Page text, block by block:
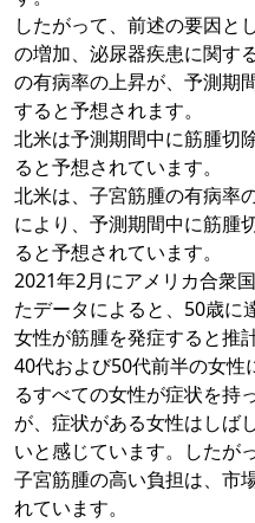
したがって、前述の要因と
の増加、泌尿器疾患に関す
の有病率の上昇が、予測期
すると予想されます。
北米は予測期間中に筋腫切
ると予想されています。
北米は、子宮筋腫の有病率
により、予測期間中に筋腫
ると予想されています。
2021年2月にアメリカ合衆
たデータによると、50歳に
女性が筋腫を発症すると推
40代および50代前半の女性
るすべての女性が症状を持
が、症状がある女性はしば
いと感じています。したが
子宮筋腫の高い負担は、市
れています。